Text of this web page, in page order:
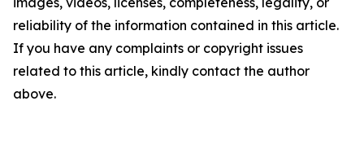
reliability of the information contained in this article.
If you have any complaints or copyright issues
related to this article, kindly contact the author
above.